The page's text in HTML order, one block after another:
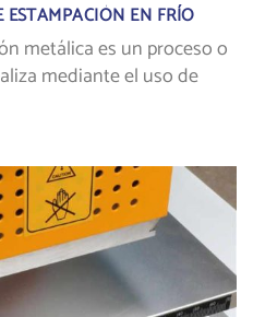
EN FRÍO
metálica es un proceso o
mediante el uso de